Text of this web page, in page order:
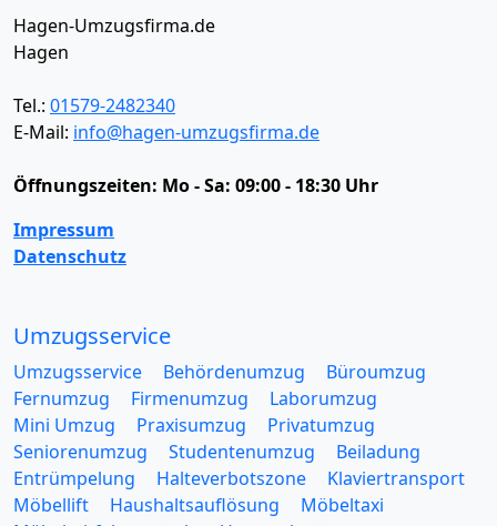
Hagen-Umzugsfirma.de
Hagen
Tel.: 01579-2482340
E-Mail: info@hagen-umzugsfirma.de
Öffnungszeiten: Mo - Sa: 09:00 - 18:30 Uhr
Impressum
Datenschutz
Umzugsservice
Umzugsservice Behördenumzug
Büroumzug
Fernumzug
Firmenumzug
Laborumzug
Mini Umzug
Praxisumzug
Privatumzug
Seniorenumzug
Studentenumzug
Beiladung
Entrümpelung
Halteverbotszone
Klaviertransport
Möbellift
Haushaltsauflösung
Möbeltaxi